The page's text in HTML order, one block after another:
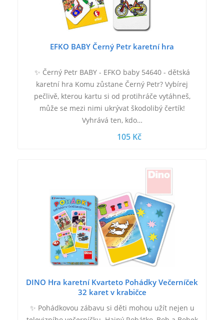
EFKO BABY Černý Petr karetní hra
✨ Černý Petr BABY - EFKO baby 54640 - dětská
karetní hra Komu zůstane Černý Petr? Vybírej
pečlivě, kterou kartu si od protihráče vytáhneš,
může se mezi nimi ukrývat škodolibý čertík!
Vyhrává ten, kdo…
105 Kč
DINO Hra karetní Kvarteto Pohádky Večerníček
32 karet v krabičce
✨ Pohádkovou zábavu si děti mohou užít nejen u